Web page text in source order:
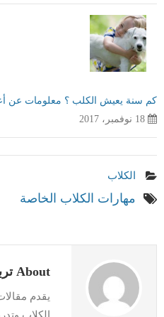
كم سنة يعيش الكلب ؟ معلومات عن
18 نوفمبر، 2017
الكلاب
مهارات الكلاب الخاصة
About تربية و تدريب الكلاب
يقدم